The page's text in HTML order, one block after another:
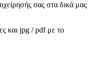
σας στα δικά μας
και jpg / pdf με το